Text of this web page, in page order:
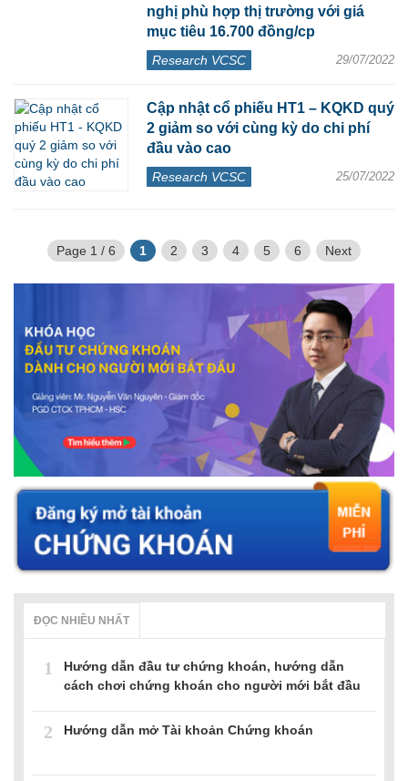
nghị phù hợp thị trường với giá
mục tiêu 16.700 đồng/cp
Research VCSC 29/07/2022
Cập nhật cổ phiếu HT1 – KQKD quý
2 giảm so với cùng kỳ do chi phí
đầu vào cao
Research VCSC 25/07/2022
Page 1 / 6 1 2 3 4 5 6 Next
ĐỌC NHIỀU NHẤT
1
Hướng dẫn đầu tư chứng khoán, hướng dẫn
cách chơi chứng khoán cho người mới bắt đầu
2 Hướng dẫn mở Tài khoản Chứng khoán